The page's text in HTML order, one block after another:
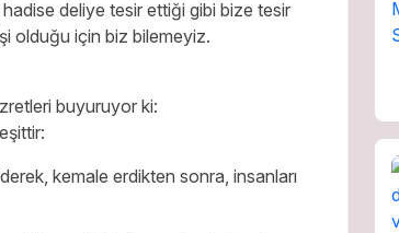
deliye tesir ettiği gibi bize tesir
olduğu için biz bilemeyiz.
buyuruyor ki:
kemale erdikten sonra, insanları